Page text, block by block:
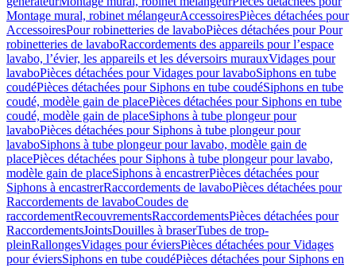
Montage mural, robinet mélangeurAccessoiresPièces détachées pour
AccessoiresPour robinetteries de lavaboPièces détachées pour Pour
robinetteries de lavaboRaccordements des appareils pour l’espace
lavabo, l’évier, les appareils et les déversoirs murauxVidages pour
lavaboPièces détachées pour Vidages pour lavaboSiphons en tube
coudéPièces détachées pour Siphons en tube coudéSiphons en tube
coudé, modèle gain de placePièces détachées pour Siphons en tube
coudé, modèle gain de placeSiphons à tube plongeur pour
lavaboPièces détachées pour Siphons à tube plongeur pour
lavaboSiphons à tube plongeur pour lavabo, modèle gain de
placePièces détachées pour Siphons à tube plongeur pour lavabo,
modèle gain de placeSiphons à encastrerPièces détachées pour
Siphons à encastrerRaccordements de lavaboPièces détachées pour
Raccordements de lavaboCoudes de
raccordementRecouvrementsRaccordementsPièces détachées pour
RaccordementsJointsDouilles à braserTubes de trop-
pleinRallongesVidages pour éviersPièces détachées pour Vidages
pour éviersSiphons en tube coudéPièces détachées pour Siphons en